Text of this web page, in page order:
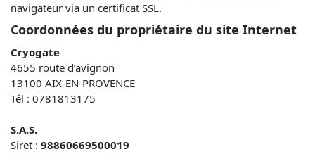
navigateur via un certificat SSL.
Coordonnées du propriétaire du site Internet
Cryogate
4655 route d’avignon
13100 AIX-EN-PROVENCE
Tél : 0781813175
S.A.S.
Siret : 98860669500019